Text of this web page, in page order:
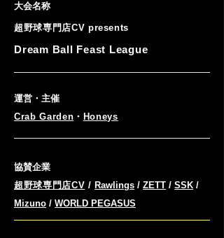
大会名称
超野球専門店CV presents
Dream Ball Feast League
運営・主催
Crab Garden ・ Honeys
協賛企業
超野球専門店CV / Rawlings /ZETT / SSK /
Mizuno / WORLD PEGASUS